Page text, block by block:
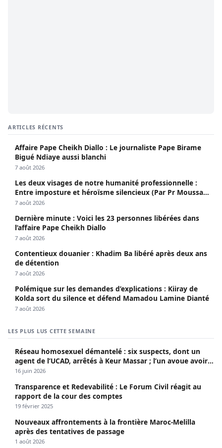
ARTICLES RÉCENTS
Affaire Pape Cheikh Diallo : Le journaliste Pape Birame
Bigué Ndiaye aussi blanchi
7 août 2026
Les deux visages de notre humanité professionnelle :
Entre imposture et héroïsme silencieux (Par Pr Moussa
Seydi)
7 août 2026
Dernière minute : Voici les 23 personnes libérées dans
l’affaire Pape Cheikh Diallo
7 août 2026
Contentieux douanier : Khadim Ba libéré après deux ans
de détention
7 août 2026
Polémique sur les demandes d’explications : Kiiray de
Kolda sort du silence et défend Mamadou Lamine Dianté
7 août 2026
LES PLUS LUS CETTE SEMAINE
Réseau homosexuel démantelé : six suspects, dont un
agent de l’UCAD, arrêtés à Keur Massar ; l’un avoue avoir
propagé le VIH depuis 2018
16 juin 2026
Transparence et Redevabilité : Le Forum Civil réagit au
rapport de la cour des comptes
19 février 2025
Nouveaux affrontements à la frontière Maroc-Melilla
après des tentatives de passage
1 août 2026